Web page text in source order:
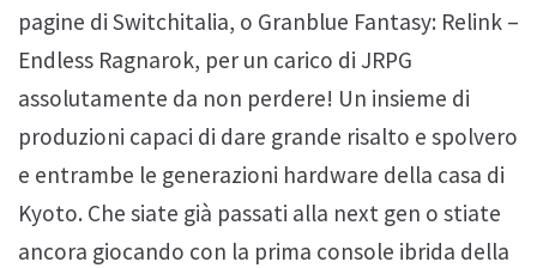
pagine di Switchitalia, o Granblue Fantasy: Relink –
Endless Ragnarok, per un carico di JRPG
assolutamente da non perdere! Un insieme di
produzioni capaci di dare grande risalto e spolvero
e entrambe le generazioni hardware della casa di
Kyoto. Che siate già passati alla next gen o stiate
ancora giocando con la prima console ibrida della